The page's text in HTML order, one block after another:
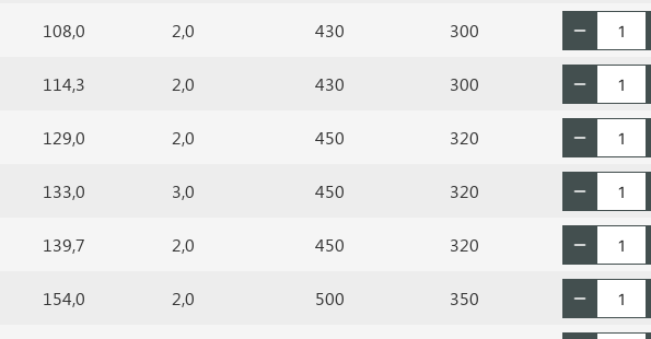
108,0 2,0 430 300
114,3 2,0 430 300
129,0 2,0 450 320
133,0 3,0 450 320
139,7 2,0 450 320
154,0 2,0 500 350